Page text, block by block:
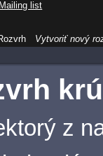
z
Vytvoriť nový
Mailing list